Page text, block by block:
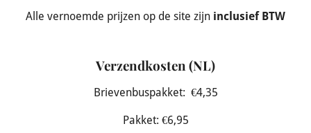
Alle vernoemde prijzen op de site zijn inclusief BTW
Verzendkosten (NL)
Brievenbuspakket: €4,35
Pakket: €6,95